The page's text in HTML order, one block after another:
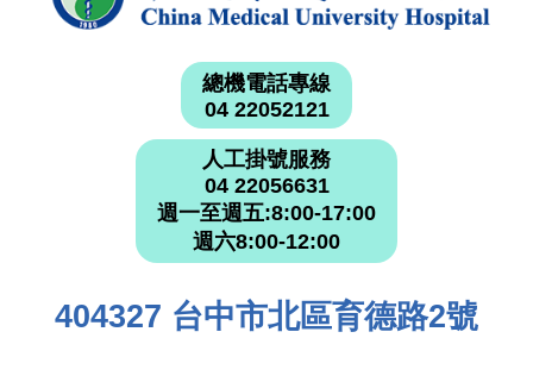
總機電話專線
04 22052121
人工掛號服務
04 22056631
週一至週五:8:00-17:00
週六8:00-12:00
404327 台中市北區育德路2號